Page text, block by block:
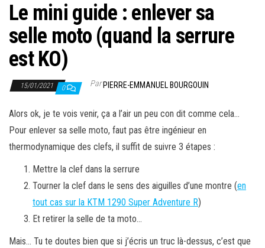
Le mini guide : enlever sa
selle moto (quand la serrure
est KO)
15/01/2021 0 ParPIERRE-EMMANUEL BOURGOUIN
Alors ok, je te vois venir, ça a l’air un peu con dit comme cela…
Pour enlever sa selle moto, faut pas être ingénieur en
thermodynamique des clefs, il suffit de suivre 3 étapes :
Mettre la clef dans la serrure
Tourner la clef dans le sens des aiguilles d’une montre (en
tout cas sur la KTM 1290 Super Adventure R)
Et retirer la selle de ta moto…
Mais… Tu te doutes bien que si j’écris un truc là-dessus, c’est que